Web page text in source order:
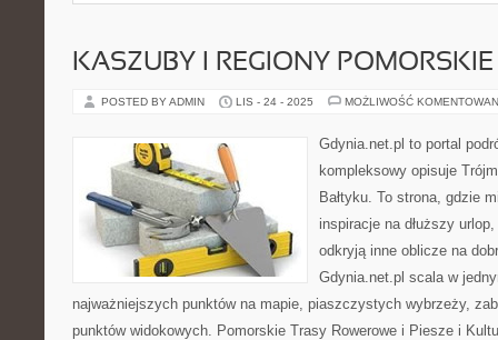
KASZUBY I REGIONY POMORSKIE
POSTED BY ADMIN LIS - 24 - 2025 MOŻLIWOŚĆ
Gdynia.net.pl to portal
kompleksowy opisuje
Bałtyku. To strona, gdzie
inspiracje na dłuższy
odkryją inne oblicze na
Gdynia.net.pl scala w
najważniejszych punktów na mapie, piaszczystych wybrzeży,
punktów widokowych. Pomorskie Trasy Rowerowe i Piesze i